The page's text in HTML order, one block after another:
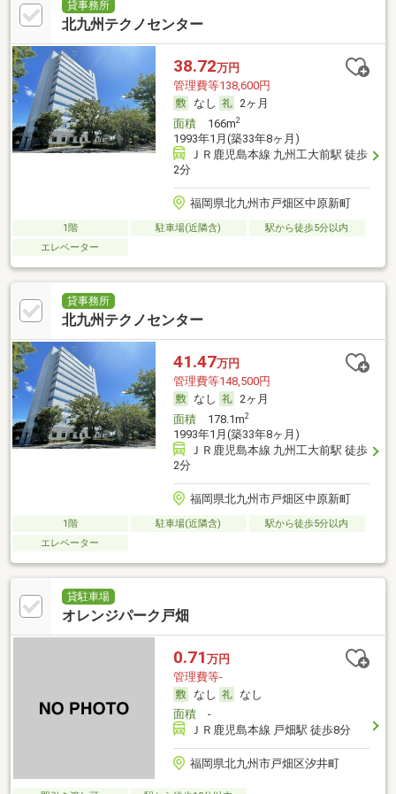
貸事務所
北九州テクノセンター
38.72万円
管理費等138,600円
なし
2ヶ月
面積166m2
1993年1月(築33年8ヶ月)
ＪＲ鹿児島本線 九州工大前駅 徒歩
2分
福岡県北九州市戸畑区中原新町
1階 駐車場(近隣含)
駅から徒歩5分以内
エレベーター
貸事務所
北九州テクノセンター
41.47万円
管理費等148,500円
なし
2ヶ月
面積178.1m2
1993年1月(築33年8ヶ月)
ＪＲ鹿児島本線 九州工大前駅 徒歩
2分
福岡県北九州市戸畑区中原新町
1階 駐車場(近隣含)
駅から徒歩5分以内
エレベーター
貸駐車場
オレンジパーク戸畑
0.71 万円
管理費等-
なし
なし
面積-
ＪＲ鹿児島本線 戸畑駅 徒歩8分
福岡県北九州市戸畑区汐井町